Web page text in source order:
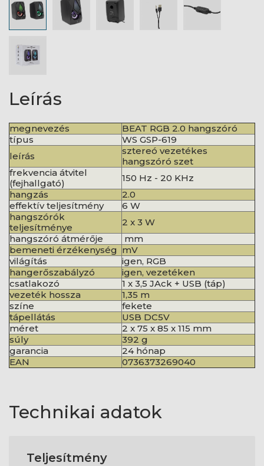
Leírás
megnevezés
BEAT RGB 2.0 hangszóró
típus
WS GSP-619
leírás
sztereó vezetékes
hangszóró szet
frekvencia átvitel
(fejhallgató)
150 Hz - 20 KHz
hangzás
2.0
effektív teljesítmény
6 W
hangszórók
teljesítménye
2 x 3 W
hangszóró átmérője
mm
bemeneti érzékenység mV
világítás
igen, RGB
hangerőszabályzó
igen, vezetéken
csatlakozó
1 x 3,5 JAck + USB (táp)
vezeték hossza
1,35 m
színe
fekete
tápellátás
USB DC5V
méret
2 x 75 x 85 x 115 mm
súly
392 g
garancia
24 hónap
EAN
0736373269040
Technikai adatok
Teljesítmény